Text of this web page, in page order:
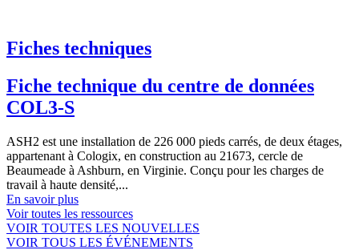
Fiches techniques
Fiche technique du centre de données
COL3-S
ASH2 est une installation de 226 000 pieds carrés, de deux étages,
appartenant à Cologix, en construction au 21673, cercle de
Beaumeade à Ashburn, en Virginie. Conçu pour les charges de
travail à haute densité,...
En savoir plus
Voir toutes les ressources
VOIR TOUTES LES NOUVELLES
VOIR TOUS LES ÉVÉNEMENTS